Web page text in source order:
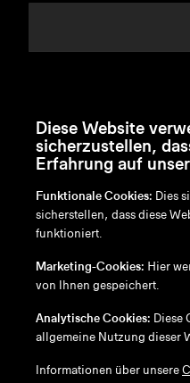
en/nl/fr/de
Disclaimer
Cookie-Richtlinie
Diese Website
sicherzustellen,
Erfahrung auf
Funktionale Cookies: Dies
sicherstellen, dass diese
funktioniert.
Marketing-Cookies: Hier
von Ihnen gespeichert.
Analytische Cookies: Diese
allgemeine Nutzung dieser
Informationen über unsere